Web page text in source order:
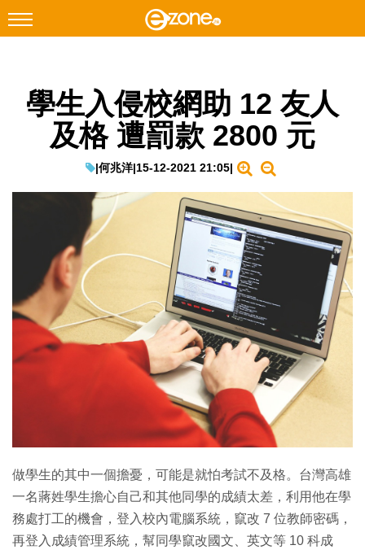
Facebook Instagram
科技焦點
遊戲動漫
EduTech
IT Times
生成式AI與雲端應用
Enterprise Digital Transformation
學生入侵校網助 12 友人
及格 遭罰款 2800 元
|何兆洋|15-12-2021 21:05|
做學生的其中一個擔憂，可能是就怕考試不及格。台灣高雄
一名蔣姓學生擔心自己和其他同學的成績太差，利用他在學
務處打工的機會，登入校內電腦系統，竄改 7 位教師密碼，
再登入成績管理系統，幫同學竄改國文、英文等 10 科成